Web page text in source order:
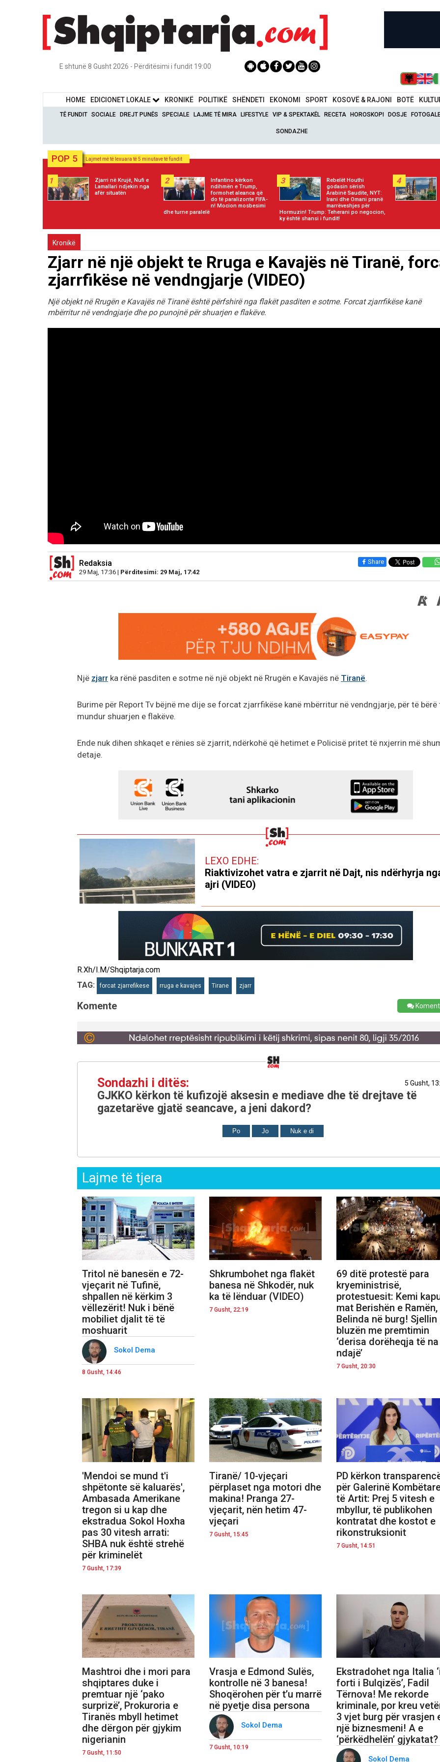
E shtunë 8 Gusht 2026 - Përditësimi i fundit 19:00
HOME EDICIONET LOKALE KRONIKË POLITIKË SHËNDETI EKONOMI SPORT KOSOVË & RAJONI BOTË
TË FUNDIT SOCIALE DREJT PUNËS SPECIALE LAJME TË MIRA LIFESTYLE VIP & SPEKTAKËL RECETA HOROSKOPI DOSJE
SONDAZHE
POP 5 Lajmet më të lexuara të 5 minutave të fundit
1
Zjarri në Krujë, Nufi e
Lamallari ndjekin nga
afër situatën
2
Infantino kërkon
ndihmën e Trump,
formohet aleanca që
do të paralizonte FIFA-
n! Mocion mosbesimi
dhe turne paralelë
3
Rebelët Houthi
godasin sërish
Arabinë Saudite, NYT:
Irani dhe Omani pranë
marrëveshjes për
Hormuzin! Trump: Teherani po negocion,
ky është shansi i fundit!
4
Kronikë
Zjarr në një objekt te Rruga e Kavajës në Tiranë,
zjarrfikëse në vendngjarje (VIDEO)
Një objekt në Rrugën e Kavajës në Tiranë është përfshirë nga flakët pasditen e sotme. Forcat zjarrfikëse kanë
mbërritur në vendngjarje dhe po punojnë për shuarjen e flakëve.
Redaksia
29 Maj, 17:36 | Përditesimi: 29 Maj, 17:42
Share
Një zjarr ka rënë pasditen e sotme në një objekt në Rrugën e Kavajës në Tiranë.
Burime për Report Tv bëjnë me dije se forcat zjarrfikëse kanë mbërritur në vendngjarje, për të bërë
mundur shuarjen e flakëve.
Ende nuk dihen shkaqet e rënies së zjarrit, ndërkohë që hetimet e Policisë pritet të nxjerrin më
detaje.
LEXO EDHE:
Riaktivizohet vatra e zjarrit në Dajt, nis ndërhyrja
ajri (VIDEO)
R.Xh/I.M/Shqiptarja.com
TAG:
forcat zjarrefikese rruga e kavajes Tirane zjarr
Komente
Sondazhi i ditës: 5 Gusht,
GJKKO kërkon të kufizojë aksesin e mediave dhe të drejtave të
gazetarëve gjatë seancave, a jeni dakord?
Po Jo Nuk e di
Lajme të tjera
Tritol në banesën e 72-
vjeçarit në Tufinë,
shpallen në kërkim 3
vëllezërit! Nuk i bënë
mobiliet djalit të të
moshuarit
Sokol Dema
8 Gusht, 14:46
Shkrumbohet nga flakët
banesa në Shkodër, nuk
ka të lënduar (VIDEO)
7 Gusht, 22:19
69 ditë protestë para
kryeministrisë,
protestuesit: Kemi
mat Berishën e Ramën,
Belinda në burg! Sjellin
bluzën me premtimin
‘derisa dorëheqja të na
ndajë’
7 Gusht, 20:30
'Mendoi se mund t'i
shpëtonte së kaluarës',
Ambasada Amerikane
tregon si u kap dhe
ekstradua Sokol Hoxha
pas 30 vitesh arrati:
SHBA nuk është strehë
për kriminelët
7 Gusht, 17:39
Tiranë/ 10-vjeçari
përplaset nga motori dhe
makina! Pranga 27-
vjeçarit, nën hetim 47-
vjeçari
7 Gusht, 15:45
PD kërkon
për Galerinë
të Artit: Prej 5 vitesh e
mbyllur, të publikohen
kontratat dhe kostot e
rikonstruksionit
7 Gusht, 14:51
Mashtroi dhe i mori para
shqiptares duke i
premtuar një ‘pako
surprizë’, Prokuroria e
Tiranës mbyll hetimet
dhe dërgon për gjykim
nigerianin
7 Gusht, 11:50
Vrasja e Edmond Sulës,
kontrolle në 3 banesa!
Shoqërohen për t’u marrë
në pyetje disa persona
Sokol Dema
7 Gusht, 10:19
Ekstradohet nga Italia
forti i Bulqizës’, Fadil
Tërnova! Me rekorde
kriminale, por kreu
3 vjet burg për vrasjen
një biznesmeni! A e
‘përkëdhelën’ gjykatat?
Sokol Dema